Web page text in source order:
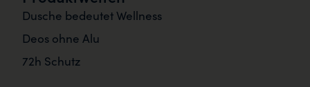
Dusche bedeutet Wellness
Deos ohne Alu
72h Schutz